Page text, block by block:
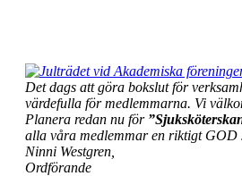
Det dags att göra bokslut för
värdefulla för medlemmarna. Vi
Planera redan nu för
alla våra medlemmar en riktigt GOD
Ninni Westgren,
Ordförande